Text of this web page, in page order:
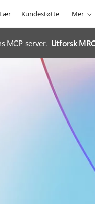
Lær Kundestøtte Mer
MCP-server. Utforsk